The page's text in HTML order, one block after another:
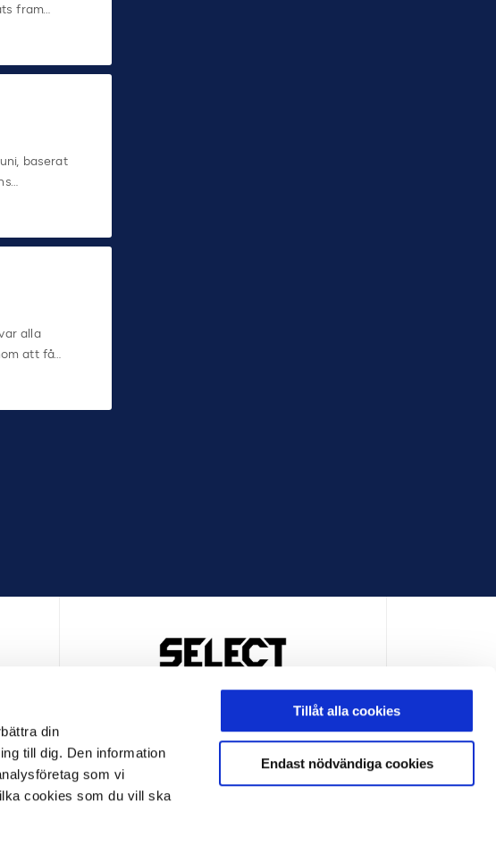
din
till dig. Den information
som vi
cookies som du vill ska
Tillåt alla cookies
Endast nödvändiga cookies
fram…
baserat
alla
att få…